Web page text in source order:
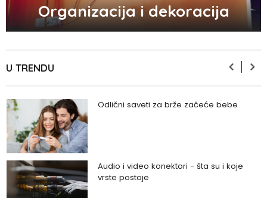
Organizacija i dekoracija
U TRENDU
Odlični saveti za brže začeće bebe
Audio i video konektori - šta su i koje
vrste postoje